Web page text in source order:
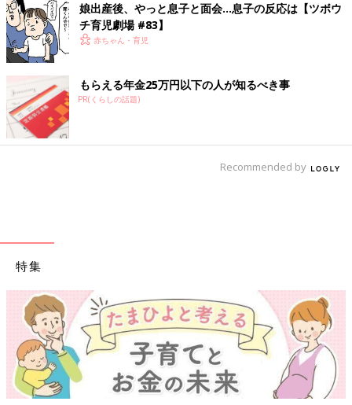
娘出産後、やっと息子と面会…息子の反応は【ツボウ
チ育児劇場 #83】
赤ちゃん・育児
もらえる年金25万円以下の人が知るべき事
PR(くらしの話題)
Recommended by
特集